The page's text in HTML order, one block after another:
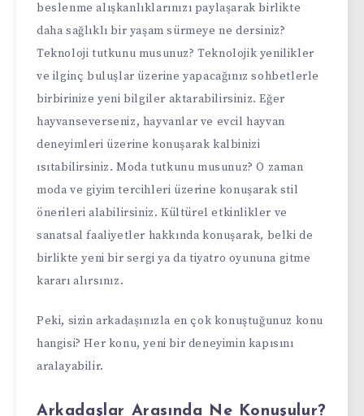
beslenme alışkanlıklarınızı paylaşarak birlikte
daha sağlıklı bir yaşam sürmeye ne dersiniz?
Teknoloji tutkunu musunuz? Teknolojik yenilikler
ve ilginç buluşlar üzerine yapacağınız sohbetlerle
birbirinize yeni bilgiler aktarabilirsiniz. Eğer
hayvanseverseniz, hayvanlar ve evcil hayvan
deneyimleri üzerine konuşarak kalbinizi
ısıtabilirsiniz. Moda tutkunu musunuz? O zaman
moda ve giyim tercihleri üzerine konuşarak stil
önerileri alabilirsiniz. Kültürel etkinlikler ve
sanatsal faaliyetler hakkında konuşarak, belki de
birlikte yeni bir sergi ya da tiyatro oyununa gitme
kararı alırsınız.
Peki, sizin arkadaşınızla en çok konuştuğunuz konu
hangisi? Her konu, yeni bir deneyimin kapısını
aralayabilir.
Arkadaşlar Arasında Ne Konuşulur?